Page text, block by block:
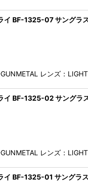
イ BF-1325-07 サングラ
レンズ：
イ BF-1325-02 サングラ
レンズ：
イ BF-1325-01 サングラ